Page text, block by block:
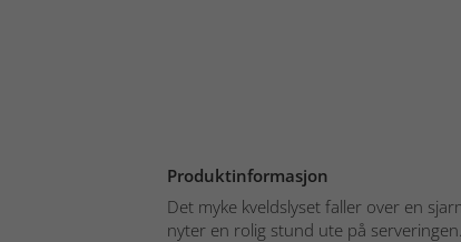
Produktinformasjon
Det myke kveldslyset faller over en
nyter en rolig stund ute på